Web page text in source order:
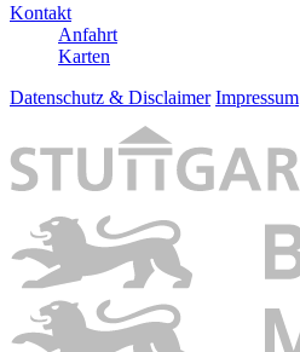
Kontakt
Anfahrt
Karten
Datenschutz & Disclaimer Impressum